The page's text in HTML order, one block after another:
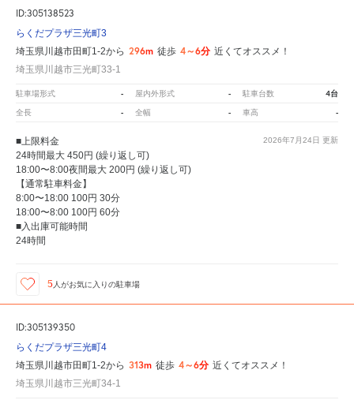
ID:305138523
らくだプラザ三光町3
埼玉県川越市田町1-2から 296m 徒歩 4～6分 近くてオススメ！
埼玉県川越市三光町33-1
駐車場形式 - 屋内外形式 - 駐車台数 4台
全長 - 全幅 - 車高 -
2026年7月24日 更新
■上限料金
24時間最大 450円 (繰り返し可)
18:00〜8:00夜間最大 200円 (繰り返し可)
【通常駐車料金】
8:00〜18:00 100円 30分
18:00〜8:00 100円 60分
■入出庫可能時間
24時間
5 人がお気に入りの駐車場
ID:305139350
らくだプラザ三光町4
埼玉県川越市田町1-2から 313m 徒歩 4～6分 近くてオススメ！
埼玉県川越市三光町34-1